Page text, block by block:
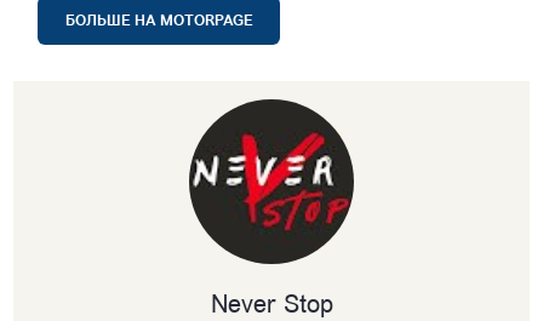
БОЛЬШЕ НА MOTORPAGE
Never Stop